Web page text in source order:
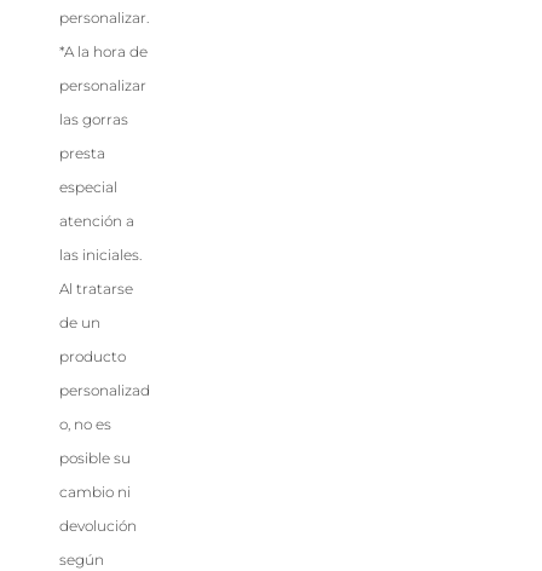
personalizar.
*A la hora de
personalizar
las gorras
presta
especial
atención a
las iniciales.
Al tratarse
de un
producto
personalizad
o, no es
posible su
cambio ni
devolución
según